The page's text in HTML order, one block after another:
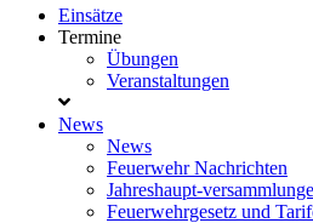
Einsätze
Termine
Übungen
Veranstaltungen
News
News
Feuerwehr Nachrichten
Jahreshaupt-
Feuerwehrgesetz und